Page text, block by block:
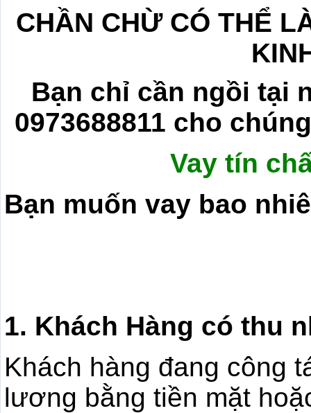
CHẦN CHỪ CÓ THỂ
Bạn chỉ cần ngồi tại
0973688811 cho
Vay tín
Bạn muốn vay bao
1. Khách Hàng có thu
Khách hàng đang công
lương bằng tiền mặt